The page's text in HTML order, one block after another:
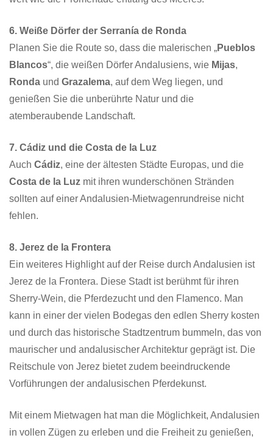
6. Weiße Dörfer der Serranía de Ronda
Planen Sie die Route so, dass die malerischen „Pueblos
Blancos“, die weißen Dörfer Andalusiens, wie Mijas,
Ronda und Grazalema, auf dem Weg liegen, und
genießen Sie die unberührte Natur und die
atemberaubende Landschaft.
7. Cádiz und die Costa de la Luz
Auch Cádiz, eine der ältesten Städte Europas, und die
Costa de la Luz mit ihren wunderschönen Stränden
sollten auf einer Andalusien-Mietwagenrundreise nicht
fehlen.
8. Jerez de la Frontera
Ein weiteres Highlight auf der Reise durch Andalusien ist
Jerez de la Frontera. Diese Stadt ist berühmt für ihren
Sherry-Wein, die Pferdezucht und den Flamenco. Man
kann in einer der vielen Bodegas den edlen Sherry kosten
und durch das historische Stadtzentrum bummeln, das von
maurischer und andalusischer Architektur geprägt ist. Die
Reitschule von Jerez bietet zudem beeindruckende
Vorführungen der andalusischen Pferdekunst.
Mit einem Mietwagen hat man die Möglichkeit, Andalusien
in vollen Zügen zu erleben und die Freiheit zu genießen,